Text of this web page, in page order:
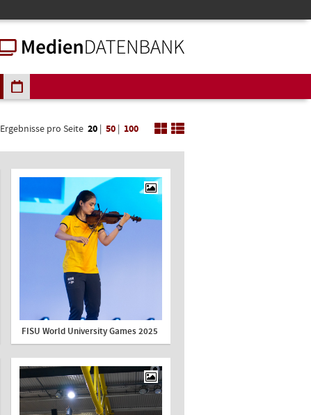
Ergebnisse pro Seite 20 | 50 | 100
FISU World University Games 2025